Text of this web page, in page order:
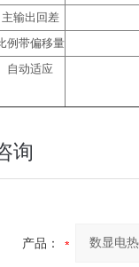
主输出回差
例带偏移量
自动适应
询
产品：